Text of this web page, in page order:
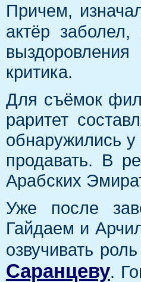
Причем,
актёр
критика.
Для съёмок
раритет
обнаружились у
продавать. В
Арабских
Уже после
Гайдаем и
озвучивать
Саранцеву.